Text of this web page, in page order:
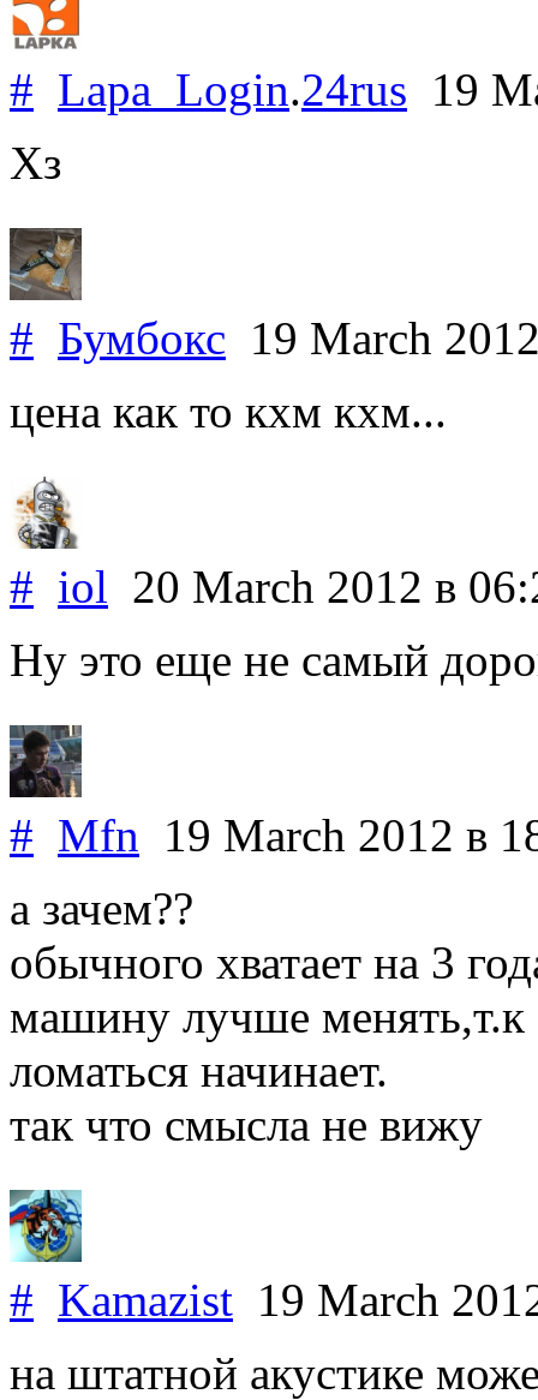
# Lapa_Login.24rus 19
Хз
# Бумбокс 19 March
цена как то кхм кхм...
# iol 20 March 2012 в
Hу это еще не самый
# Mfn 19 March 2012 в
а зачем??
обычного хватает на 3
машину лучше менять,т.к
ломаться начинает.
так что смысла не вижу
# Kamazist 19 March
на штатной акустике